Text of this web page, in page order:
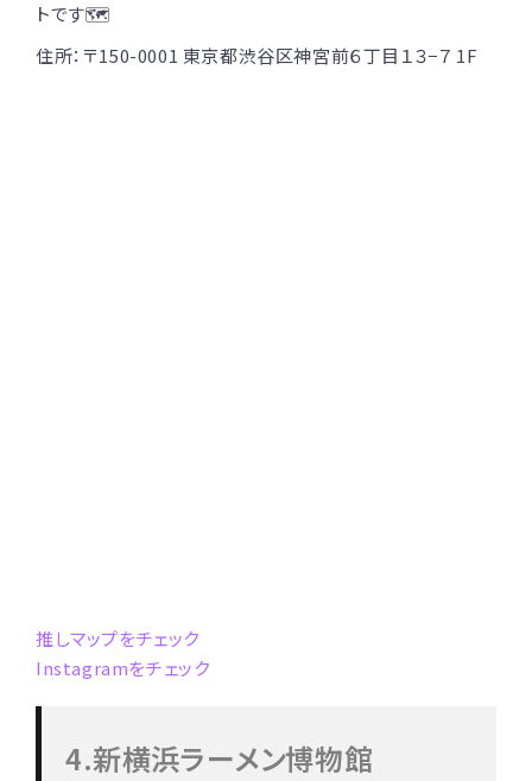
トです🗺
住所：〒150-0001 東京都渋谷区神宮前６丁目１３−７ 1F
推しマップをチェック
Instagramをチェック
4.新横浜ラーメン博物館